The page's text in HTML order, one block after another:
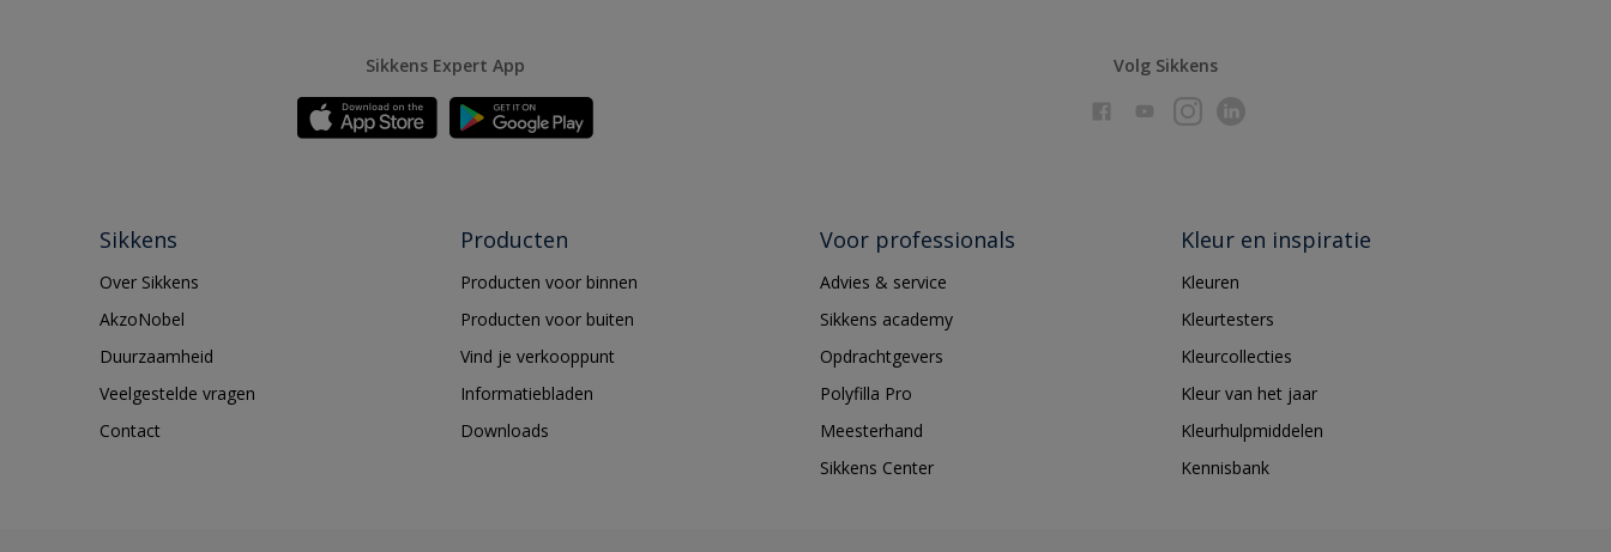
Sikkens Expert App Volg Sikkens
Sikkens
Over Sikkens
AkzoNobel
Duurzaamheid
Veelgestelde vragen
Contact
Producten
Producten voor binnen
Producten voor buiten
Vind je verkooppunt
Informatiebladen
Downloads
Voor professionals
Advies & service
Sikkens academy
Opdrachtgevers
Polyfilla Pro
Meesterhand
Sikkens Center
Kleur en inspiratie
Kleuren
Kleurtesters
Kleurcollecties
Kleur van het jaar
Kleurhulpmiddelen
Kennisbank